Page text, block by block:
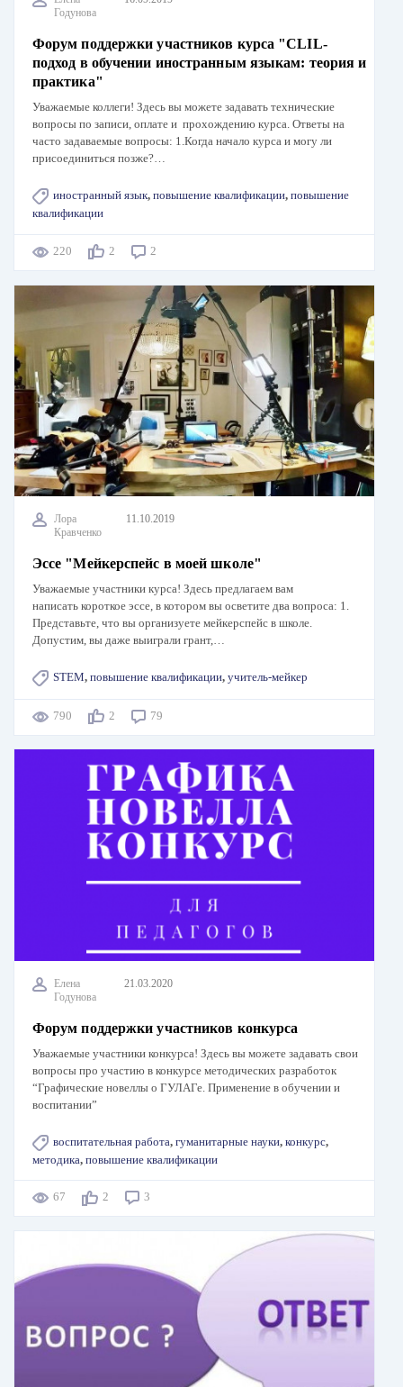
Годунова
Форум поддержки участников курса "CLIL-
подход в обучении иностранным языкам: теория и
практика"
Уважаемые коллеги! Здесь вы можете задавать технические
вопросы по записи, оплате и прохождению курса. Ответы на
часто задаваемые вопросы: 1.Когда начало курса и могу ли
присоединиться позже?…
иностранный язык, повышение квалификации, повышение
квалификации
220 2 2
Лора
Кравченко
11.10.2019
Эссе "Мейкерспейс в моей школе"
Уважаемые участники курса! Здесь предлагаем вам
написать короткое эссе, в котором вы осветите два вопроса: 1.
Представьте, что вы организуете мейкерспейс в школе.
Допустим, вы даже выиграли грант,…
STEM, повышение квалификации, учитель-мейкер
790 2 79
Елена
Годунова
21.03.2020
Форум поддержки участников конкурса
Уважаемые участники конкурса! Здесь вы можете задавать свои
вопросы про участию в конкурсе методических разработок
“Графические новеллы о ГУЛАГе. Применение в обучении и
воспитании”
воспитательная работа, гуманитарные науки, конкурс,
методика, повышение квалификации
67 2 3